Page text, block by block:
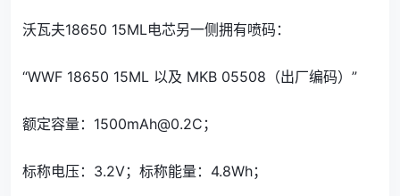
沃瓦夫18650 15ML电芯另一侧拥有喷码：
“WWF 18650 15ML 以及 MKB 05508（出厂编码）”
额定容量：1500mAh@0.2C；
标称电压：3.2V；标称能量：4.8Wh；